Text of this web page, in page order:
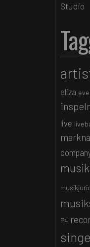
Studio
eliza
live
P4